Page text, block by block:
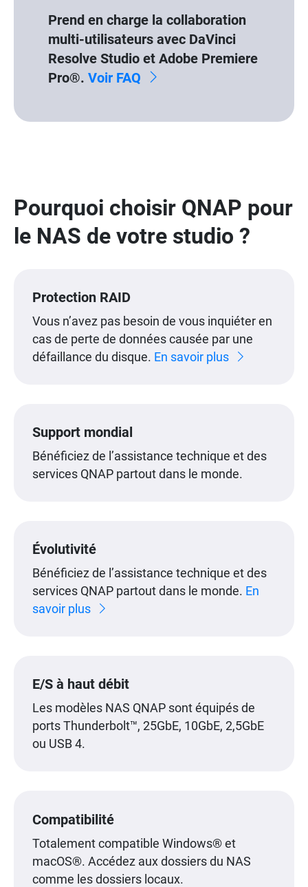
Prend en charge la collaboration
multi-utilisateurs avec DaVinci
Resolve Studio et Adobe Premiere
Pro®.Voir FAQ
Pourquoi choisir QNAP pour
le NAS de votre studio ?
Protection RAID
Vous n’avez pas besoin de vous inquiéter en
cas de perte de données causée par une
défaillance du disque. En savoir plus
Support mondial
Bénéficiez de l’assistance technique et des
services QNAP partout dans le monde.
Évolutivité
Bénéficiez de l’assistance technique et des
services QNAP partout dans le monde. En
savoir plus
E/S à haut débit
Les modèles NAS QNAP sont équipés de
ports Thunderbolt™, 25GbE, 10GbE, 2,5GbE
ou USB 4.
Compatibilité
Totalement compatible Windows® et
macOS®. Accédez aux dossiers du NAS
comme les dossiers locaux.